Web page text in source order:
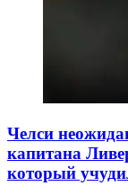
Челси
капитана
который